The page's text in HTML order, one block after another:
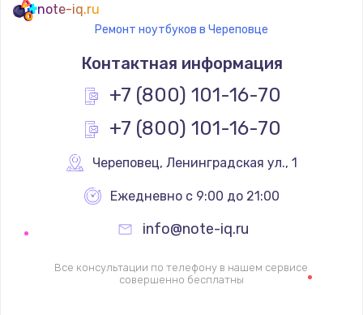
note-iq.ru
Ремонт ноутбуков в Череповце
Контактная информация
+7 (800) 101-16-70
+7 (800) 101-16-70
Череповец, Ленинградская ул., 1
Ежедневно с 9:00 до 21:00
info@note-iq.ru
Все консультации по телефону в нашем сервисе
совершенно бесплатны